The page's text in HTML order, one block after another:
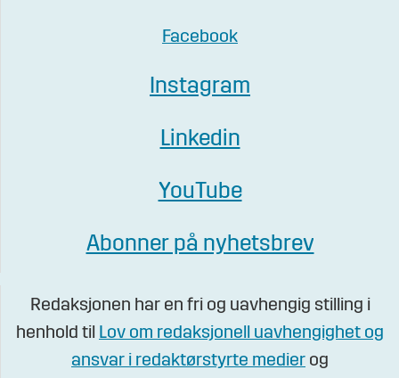
Facebook
Instagram
Linkedin
YouTube
Abonner på nyhetsbrev
Redaksjonen har en fri og uavhengig stilling i
henhold til Lov om redaksjonell uavhengighet og
ansvar i redaktørstyrte medier og